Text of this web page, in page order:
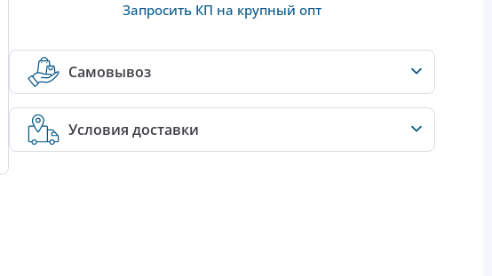
Запросить КП на крупный опт
Самовывоз
Условия доставки